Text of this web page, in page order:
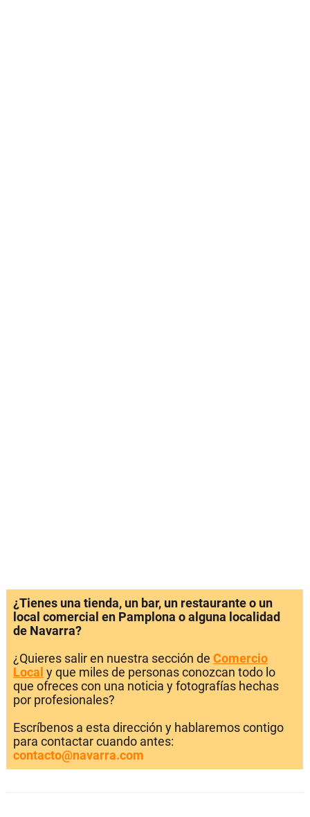
¿Tienes una tienda, un bar, un restaurante o un
local comercial en Pamplona o alguna localidad
de Navarra?
¿Quieres salir en nuestra sección de Comercio
Local y que miles de personas conozcan todo lo
que ofreces con una noticia y fotografías hechas
por profesionales?
Escríbenos a esta dirección y hablaremos contigo
para contactar cuando antes:
contacto@navarra.com